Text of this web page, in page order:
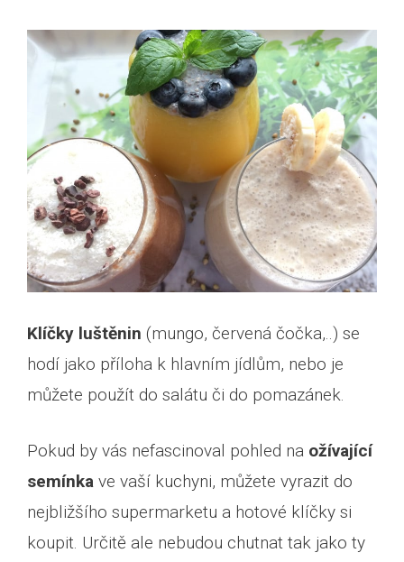
Klíčky luštěnin (mungo, červená čočka,..) se
hodí jako příloha k hlavním jídlům, nebo je
můžete použít do salátu či do pomazánek.
Pokud by vás nefascinoval pohled na ožívající
semínka ve vaší kuchyni, můžete vyrazit do
nejbližšího supermarketu a hotové klíčky si
koupit. Určitě ale nebudou chutnat tak jako ty